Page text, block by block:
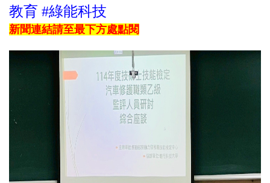
教育 #綠能科技
新聞連結請至最下方處點閱